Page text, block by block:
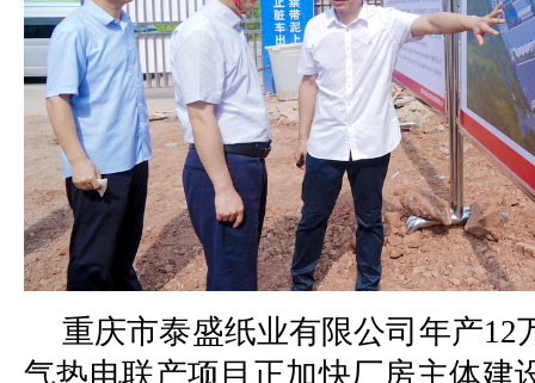
重庆市泰盛纸业有限公司年产12
气热电联产项目正加快厂房主体建